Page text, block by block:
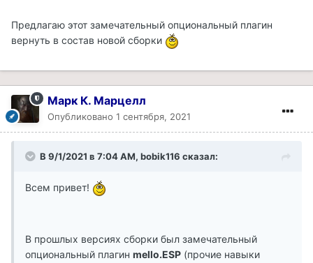
Предлагаю этот замечательный опциональный плагин
вернуть в состав новой сборки
Марк К. Марцелл
Опубликовано 1 сентября, 2021
В 9/1/2021 в 7:04 AM, bobik116 сказал:
Всем привет!
В прошлых версиях сборки был замечательный
опциональный плагин mello.ESP (прочие навыки